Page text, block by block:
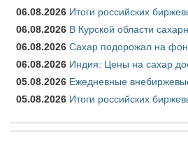
06.08.2026 Итоги российских
06.08.2026 В Курской области
06.08.2026 Сахар подорожал на
06.08.2026 Индия: Цены на сахар
05.08.2026 Ежедневные
05.08.2026 Итоги российских